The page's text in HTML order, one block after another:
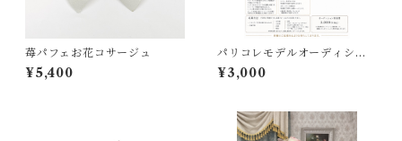
苺パフェお花コサージュ
¥5,400
パリコレモデルオーディショ
ン
¥3,000